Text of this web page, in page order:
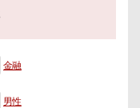
金融
男性